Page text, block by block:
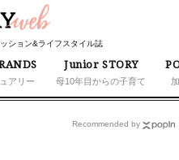
ション&ライフスタイル誌
アリー
Junior STORY
母10年目からの子育て
Recommended by